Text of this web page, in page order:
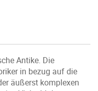
Antike. Die
in bezug auf die
äußerst komplexen